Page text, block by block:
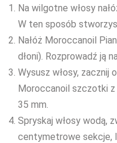
Na wilgotne włosy
W ten sposób
Nałóż Moroccanoil
dłoni). Rozprowadź ją
Wysusz włosy, zacznij
Moroccanoil szczotki z
35 mm.
Spryskaj włosy wodą,
centymetrowe sekcje,